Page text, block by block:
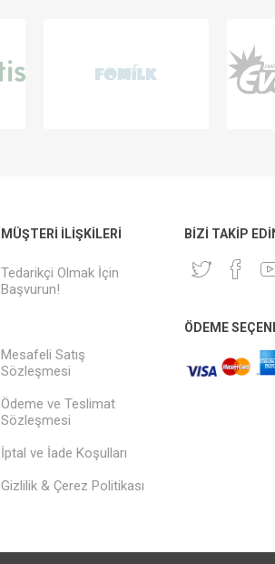
MÜŞTERI İLIŞKILERI
Tedarikçi Olmak İçin
Başvurun!
Mesafeli Satış
Sözleşmesi
Ödeme ve Teslimat
Sözleşmesi
İptal ve İade Koşulları
Gizlilik & Çerez Politikası
BIZI TAKIP
ÖDEME